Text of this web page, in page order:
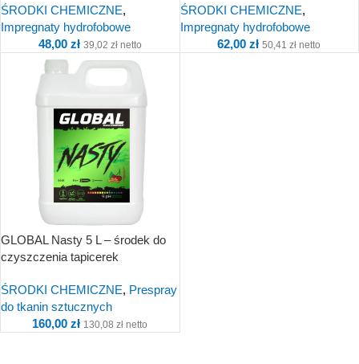
ŚRODKI CHEMICZNE,
Impregnaty hydrofobowe
48,00 zł 39,02 złnetto
ŚRODKI CHEMICZNE,
Impregnaty hydrofobowe
62,00zł 50,41zł netto
GLOBAL Nasty 5 L – środek do
czyszczenia tapicerek
ŚRODKI CHEMICZNE, Prespray
do tkanin sztucznych
160,00zł 130,08zł netto